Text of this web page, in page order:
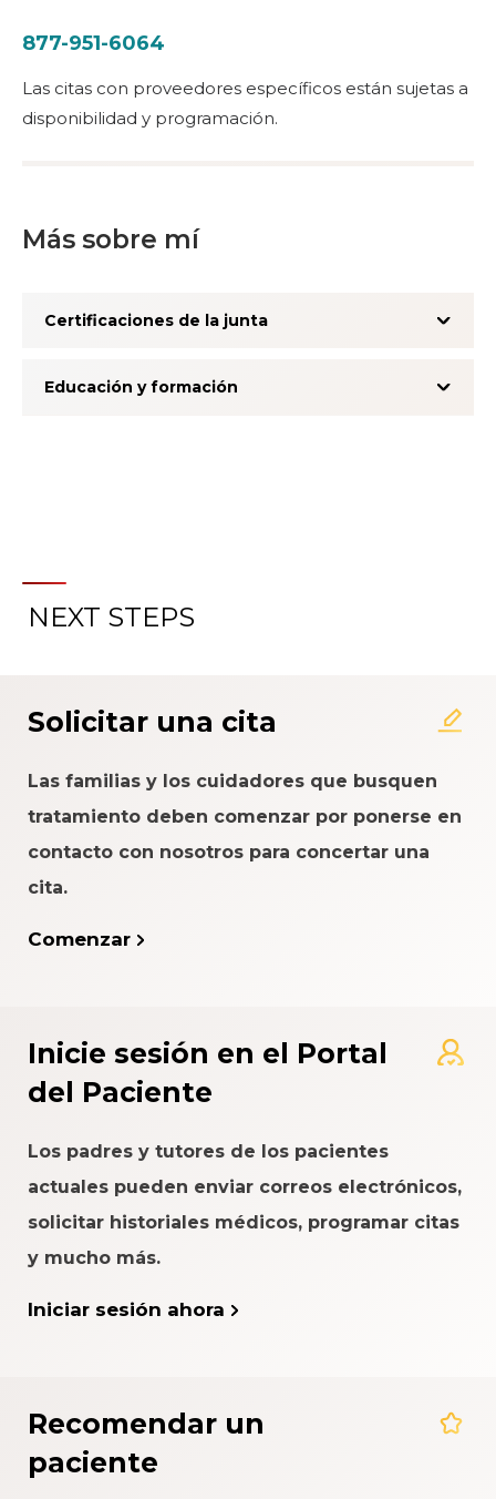
877-951-6064
Las citas con proveedores específicos están sujetas a
disponibilidad y programación.
Más sobre mí
Certificaciones de la junta
Educación y formación
Acerca del Sistema de
del Paciente
NEXT STEPS
Solicitar una cita
Las familias y los cuidadores que busquen
tratamiento deben comenzar por ponerse en
contacto con nosotros para concertar una
cita.
Comenzar
Inicie sesión en el Portal
del Paciente
Los padres y tutores de los pacientes
actuales pueden enviar correos electrónicos,
solicitar historiales médicos, programar citas
y mucho más.
Iniciar sesión ahora
Recomendar un
paciente